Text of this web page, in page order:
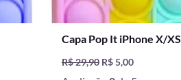
Capa Pop It iPhone X/XS
R$29,90 R$5,00